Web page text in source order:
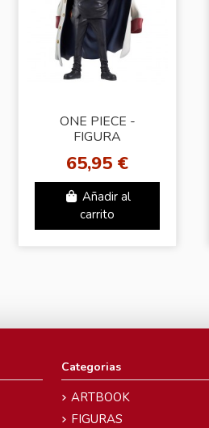
ONE PIECE -
FIGURA
LEGENDARY
HEROES MONKEY D.
GARP YOUNG
65,95 €
Añadir al
carrito
Categorias
ARTBOOK
FIGURAS